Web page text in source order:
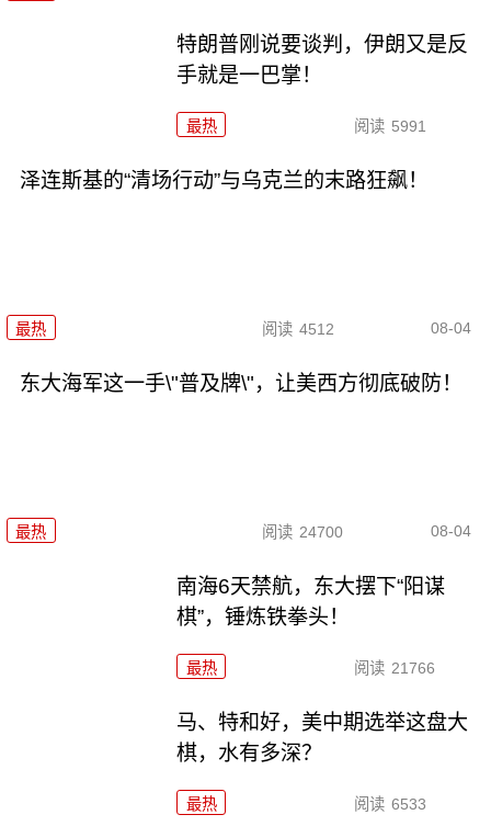
特朗普刚说要谈判，伊朗又是反
手就是一巴掌！
最热 阅读 5991
泽连斯基的“清场行动”与乌克兰的末路狂飙！
最热 阅读 4512 08-04
东大海军这一手\"普及牌\"，让美西方彻底破防！
最热 阅读 24700 08-04
南海6天禁航，东大摆下“阳谋
棋”，锤炼铁拳头！
最热 阅读 21766
马、特和好，美中期选举这盘大
棋，水有多深？
最热 阅读 6533